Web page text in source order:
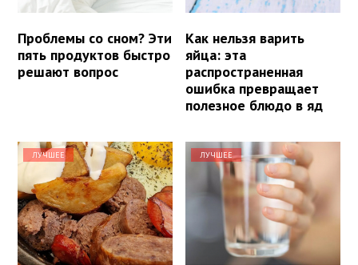
Проблемы со сном? Эти
пять продуктов быстро
решают вопрос
Как нельзя варить
яйца: эта
распространенная
ошибка превращает
полезное блюдо в яд
ЛУЧШЕЕ ЛУЧШЕЕ